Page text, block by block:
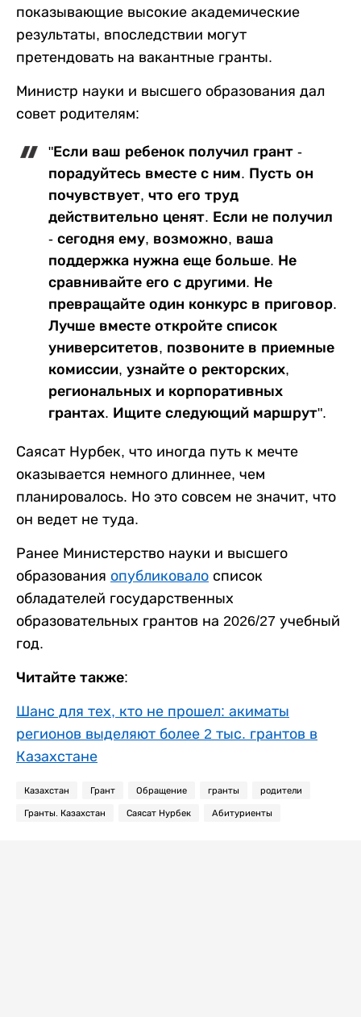
показывающие высокие академические
результаты, впоследствии могут
претендовать на вакантные гранты.
Министр науки и высшего образования дал
совет родителям:
"Если ваш ребенок получил грант -
порадуйтесь вместе с ним. Пусть он
почувствует, что его труд
действительно ценят. Если не получил
- сегодня ему, возможно, ваша
поддержка нужна еще больше. Не
сравнивайте его с другими. Не
превращайте один конкурс в приговор.
Лучше вместе откройте список
университетов, позвоните в приемные
комиссии, узнайте о ректорских,
региональных и корпоративных
грантах. Ищите следующий маршрут".
Саясат Нурбек, что иногда путь к мечте
оказывается немного длиннее, чем
планировалось. Но это совсем не значит, что
он ведет не туда.
Ранее Министерство науки и высшего
образования опубликовало список
обладателей государственных
образовательных грантов на 2026/27 учебный
год.
Читайте также:
Шанс для тех, кто не прошел: акиматы
регионов выделяют более 2 тыс. грантов в
Казахстане
Казахстан Грант Обращение гранты родители
Гранты. Казахстан Саясат Нурбек Абитуриенты